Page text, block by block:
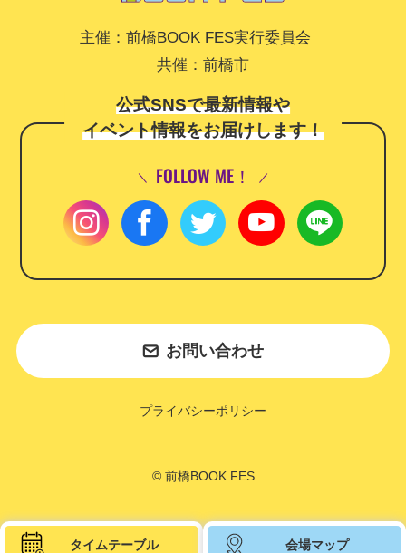
主催：前橋BOOK FES実行委員会
共催：前橋市
公式SNSで最新情報や
イベント情報をお届けします！
FOLLOW ME！
お問い合わせ
プライバシーポリシー
© 前橋BOOK FES
タイムテーブル 会場マップ